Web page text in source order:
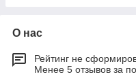
О нас
Рейтинг не
Менее 5 отзывов за